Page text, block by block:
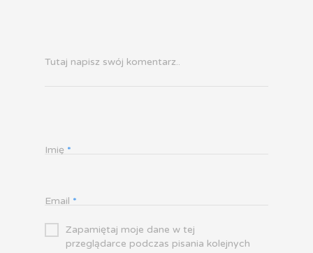
Tutaj napisz swój komentarz..
Imię *
Email *
Zapamiętaj moje dane w tej
przeglądarce podczas pisania kolejnych